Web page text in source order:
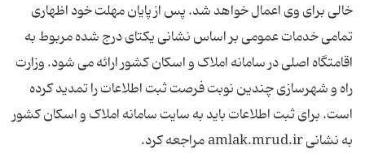
خالی برای وی اعمال خواهد شد. پس از پایان مهلت خود اظهاری
تمامی خدمات عمومی بر اساس نشانی یکتای درج شده مربوط به
اقامتگاه اصلی در سامانه املاک و اسکان کشور ارائه می شود. وزارت
راه و شهرسازی چندین نوبت فرصت ثبت اطلاعات را تمدید کرده
است. برای ثبت اطلاعات باید به سایت سامانه املاک و اسکان کشور